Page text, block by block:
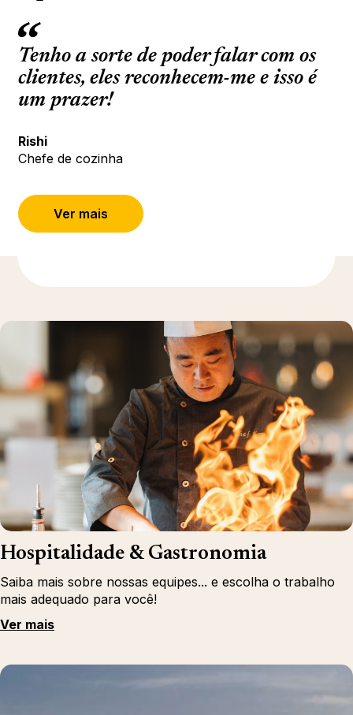
Tenho a sorte de poder falar com os
clientes, eles reconhecem-me e isso é
um prazer!
Rishi
Chefe de cozinha
Ver mais
Hospitalidade & Gastronomia
Saiba mais sobre nossas equipes... e escolha o trabalho
mais adequado para você!
Ver mais